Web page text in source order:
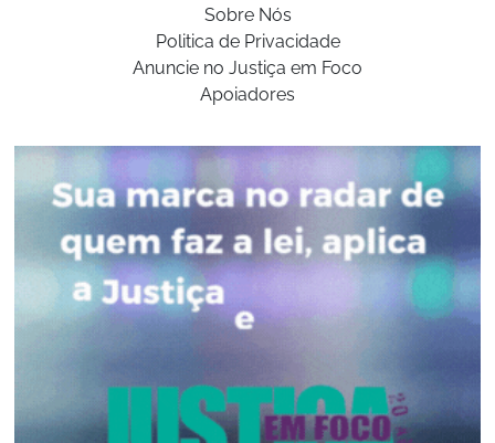
Sobre Nós
Politica de Privacidade
Anuncie no Justiça em Foco
Apoiadores